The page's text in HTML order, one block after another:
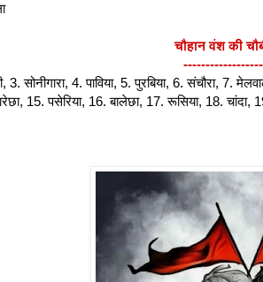
चौहान वंश की
3. सोनीगारा, 4. पाविया, 5. पुरबिया, 6. संचौरा, 7.
15. पसेरिया, 16. बालेछा, 17. रूसिया, 18.